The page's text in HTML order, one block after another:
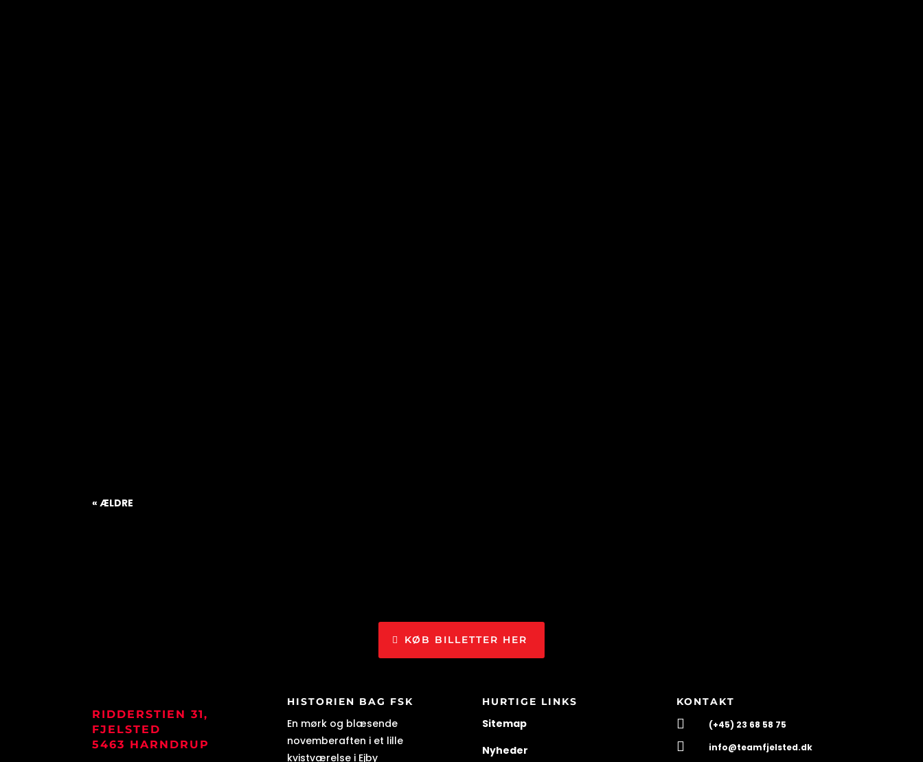
« ÆLDRE
KØB BILLETTER HER
RIDDERSTIEN 31,
FJELSTED
5463 HARNDRUP
HISTORIEN BAG FSK
En mørk og blæsende
novemberaften i et lille
kvistværelse i Ejby
HURTIGE LINKS
Sitemap
Nyheder
KONTAKT
 (+45) 23 68 58 75
 info@teamfjelsted.dk